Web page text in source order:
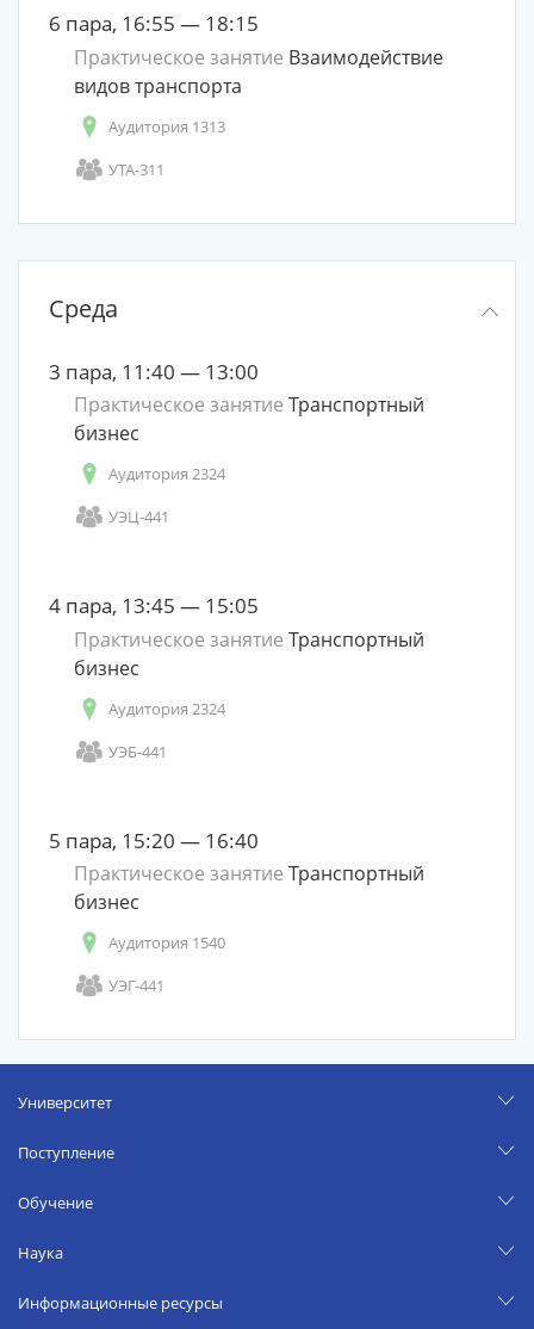
6 пара, 16:55 — 18:15
Практическое занятие Взаимодействие
видов транспорта
Аудитория 1313
УТА-311
Среда
3 пара, 11:40 — 13:00
Практическое занятие Транспортный
бизнес
Аудитория 2324
УЭЦ-441
4 пара, 13:45 — 15:05
Практическое занятие Транспортный
бизнес
Аудитория 2324
УЭБ-441
5 пара, 15:20 — 16:40
Практическое занятие Транспортный
бизнес
Аудитория 1540
УЭГ-441
Университет
Поступление
Обучение
Наука
Информационные ресурсы